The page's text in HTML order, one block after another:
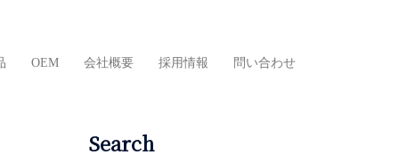
OEM 会社概要 採用情報 問い合わせ
Search